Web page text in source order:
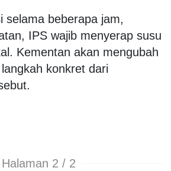
selama beberapa jam,
IPS wajib menyerap susu
Kementan akan mengubah
konkret dari
Halaman 2 / 2